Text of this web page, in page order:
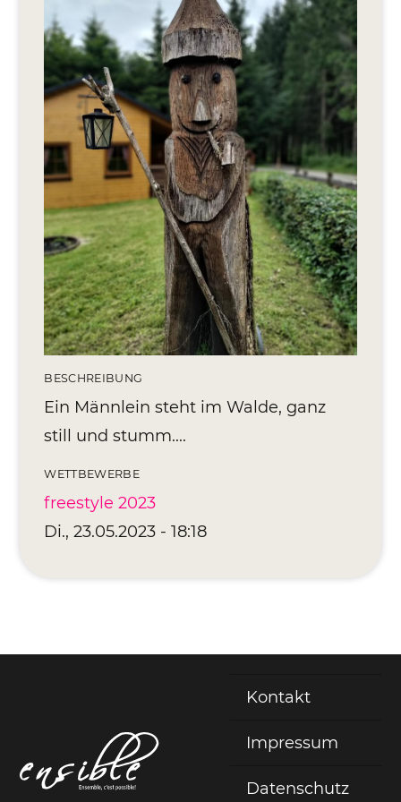
Editionen 2017–2021
FreeStyle 2021
FreeStyle 2020
FreeStyle 2019
FreeStyle 2018
FreeStyle 2017
Ateliers
BESCHREIBUNG
Ein Männlein steht im Walde, ganz
still und stumm....
WETTBEWERBE
freestyle 2023
Di., 23.05.2023 - 18:18
Fußzeile
Kontakt
Impressum
Datenschutz